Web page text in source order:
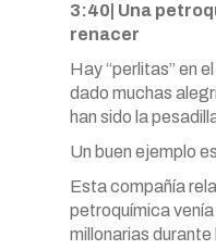
3:40| Una
renacer
Hay “perlitas” en
dado muchas
han sido la
Un buen ejemplo es
Esta compañía
petroquímica
millonarias